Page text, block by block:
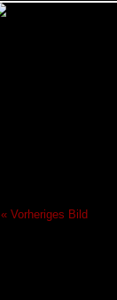
« Vorheriges Bild